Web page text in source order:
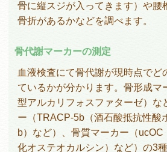
骨に縦スジが入ってきます）や腰
骨折があるかなどを調べます。
骨代謝マーカーの測定
血液検査にて骨代謝が現時点でど
ているかが分かります。骨形成マ
型アルカリフォスファターゼ）な
ー（TRACP-5b（酒石酸抵抗性酸
b）など）、骨質マーカー（
化オステオカルシン）など）の3